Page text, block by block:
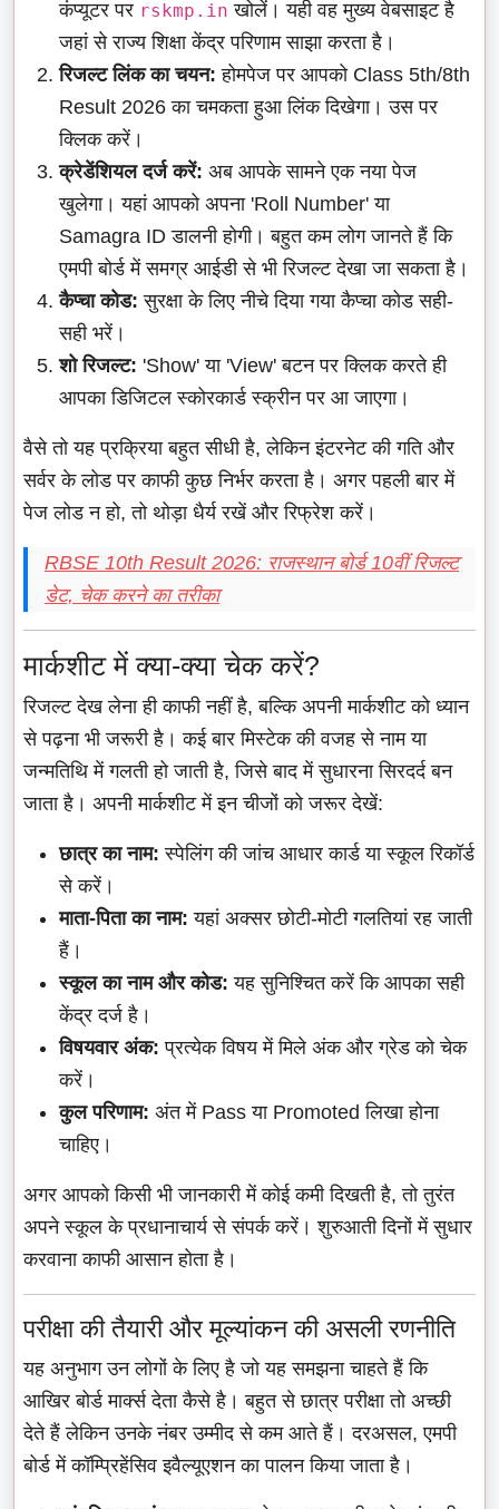
कंप्यूटर पर rskmp.in खोलें। यही वह मुख्य वेबसाइट है
जहां से राज्य शिक्षा केंद्र परिणाम साझा करता है।
रिजल्ट लिंक का चयन: होमपेज पर आपको Class 5th/8th
Result 2026 का चमकता हुआ लिंक दिखेगा। उस पर
क्लिक करें।
क्रेडेंशियल दर्ज करें: अब आपके सामने एक नया पेज
खुलेगा। यहां आपको अपना 'Roll Number' या
Samagra ID डालनी होगी। बहुत कम लोग जानते हैं कि
एमपी बोर्ड में समग्र आईडी से भी रिजल्ट देखा जा सकता है।
कैप्चा कोड: सुरक्षा के लिए नीचे दिया गया कैप्चा कोड सही-
सही भरें।
शो रिजल्ट: 'Show' या 'View' बटन पर क्लिक करते ही
आपका डिजिटल स्कोरकार्ड स्क्रीन पर आ जाएगा।
वैसे तो यह प्रक्रिया बहुत सीधी है, लेकिन इंटरनेट की गति और
सर्वर के लोड पर काफी कुछ निर्भर करता है। अगर पहली बार में
पेज लोड न हो, तो थोड़ा धैर्य रखें और रिफ्रेश करें।
RBSE 10th Result 2026: राजस्थान बोर्ड 10वीं रिजल्ट
डेट, चेक करने का तरीका
मार्कशीट में क्या-क्या चेक करें?
रिजल्ट देख लेना ही काफी नहीं है, बल्कि अपनी मार्कशीट को ध्यान
से पढ़ना भी जरूरी है। कई बार मिस्टेक की वजह से नाम या
जन्मतिथि में गलती हो जाती है, जिसे बाद में सुधारना सिरदर्द बन
जाता है। अपनी मार्कशीट में इन चीजों को जरूर देखें:
छात्र का नाम: स्पेलिंग की जांच आधार कार्ड या स्कूल रिकॉर्ड
से करें।
माता-पिता का नाम: यहां अक्सर छोटी-मोटी गलतियां रह जाती
हैं।
स्कूल का नाम और कोड: यह सुनिश्चित करें कि आपका सही
केंद्र दर्ज है।
विषयवार अंक: प्रत्येक विषय में मिले अंक और ग्रेड को चेक
करें।
कुल परिणाम: अंत में Pass या Promoted लिखा होना
चाहिए।
अगर आपको किसी भी जानकारी में कोई कमी दिखती है, तो तुरंत
अपने स्कूल के प्रधानाचार्य से संपर्क करें। शुरुआती दिनों में सुधार
करवाना काफी आसान होता है।
परीक्षा की तैयारी और मूल्यांकन की असली रणनीति
यह अनुभाग उन लोगों के लिए है जो यह समझना चाहते हैं कि
आखिर बोर्ड मार्क्स देता कैसे है। बहुत से छात्र परीक्षा तो अच्छी
देते हैं लेकिन उनके नंबर उम्मीद से कम आते हैं। दरअसल, एमपी
बोर्ड में कॉम्प्रिहेंसिव इवैल्यूएशन का पालन किया जाता है।